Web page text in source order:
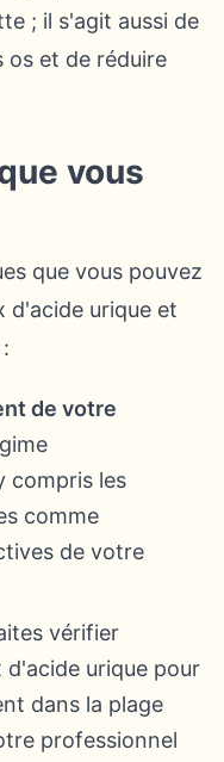
; il s'agit aussi de
et de réduire
vous
que vous pouvez
d'acide urique et
de votre
compris les
comme
de votre
vérifier
d'acide urique pour
dans la plage
professionnel